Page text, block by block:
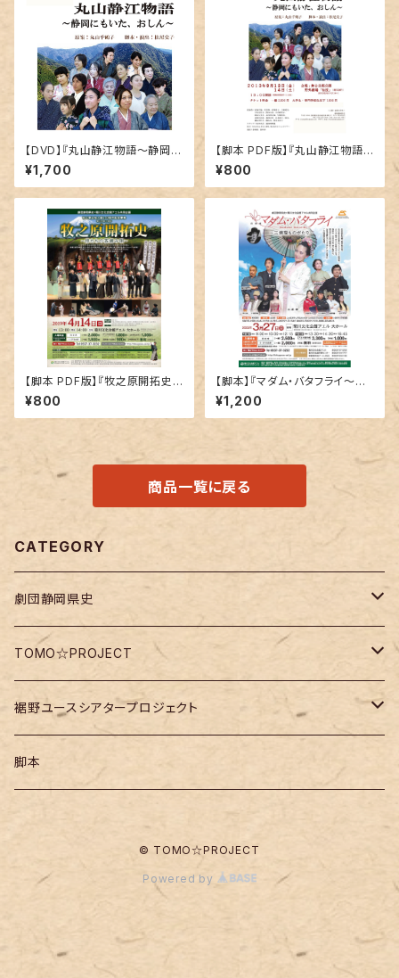
【DVD】『丸山静江物語～静岡に
もいた、おしん～』
¥1,700
【脚本 PDF版】『丸山静江物語
～静岡にもいた、おしん～』
¥800
【脚本 PDF版】『牧之原開拓史
～侍たちの茶摘み唄～』
¥800
【脚本】『マダム・バタフライ～三
浦環ものがたり～』
¥1,200
商品一覧に戻る
CATEGORY
劇団静岡県史
DVD・Blu-ray
脚本
チケット
TOMO☆PROJECT
チケット
脚本
裾野ユースシアタープロジェクト
チケット
脚本
© TOMO☆PROJECT
Powered by